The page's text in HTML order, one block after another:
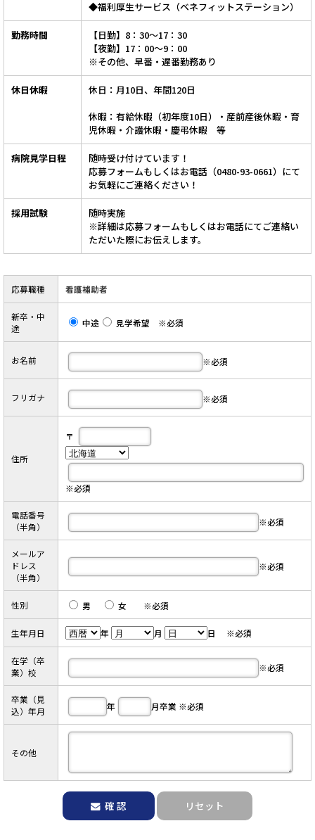
◆福利厚生サービス（ベネフィットステーション）
勤務時間
【日勤】8：30～17：30
【夜勤】17：00～9：00
※その他、早番・遅番勤務あり
休日休暇
休日：月10日、年間120日
休暇：有給休暇（初年度10日）・産前産後休暇・育
児休暇・介護休暇・慶弔休暇 等
病院見学日程
随時受け付けています！
応募フォームもしくはお電話（0480-93-0661）にて
お気軽にご連絡ください！
採用試験
随時実施
※詳細は応募フォームもしくはお電話にてご連絡い
ただいた際にお伝えします。
応募職種 看護補助者
新卒・中
途
中途 見学希望 ※必須
お名前 ※必須
フリガナ ※必須
住所
〒
※必須
電話番号
（半角）
※必須
メールア
ドレス
（半角）
※必須
性別 男 女 ※必須
生年月日 年 月 日 ※必須
在学（卒
業）校
※必須
卒業（見
込）年月
年 月卒業 ※必須
その他
確 認 リセット